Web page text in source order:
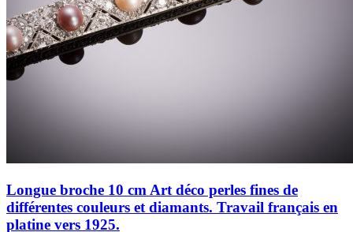
Longue broche 10 cm Art déco perles fines de
différentes couleurs et diamants. Travail français en
platine vers 1925.